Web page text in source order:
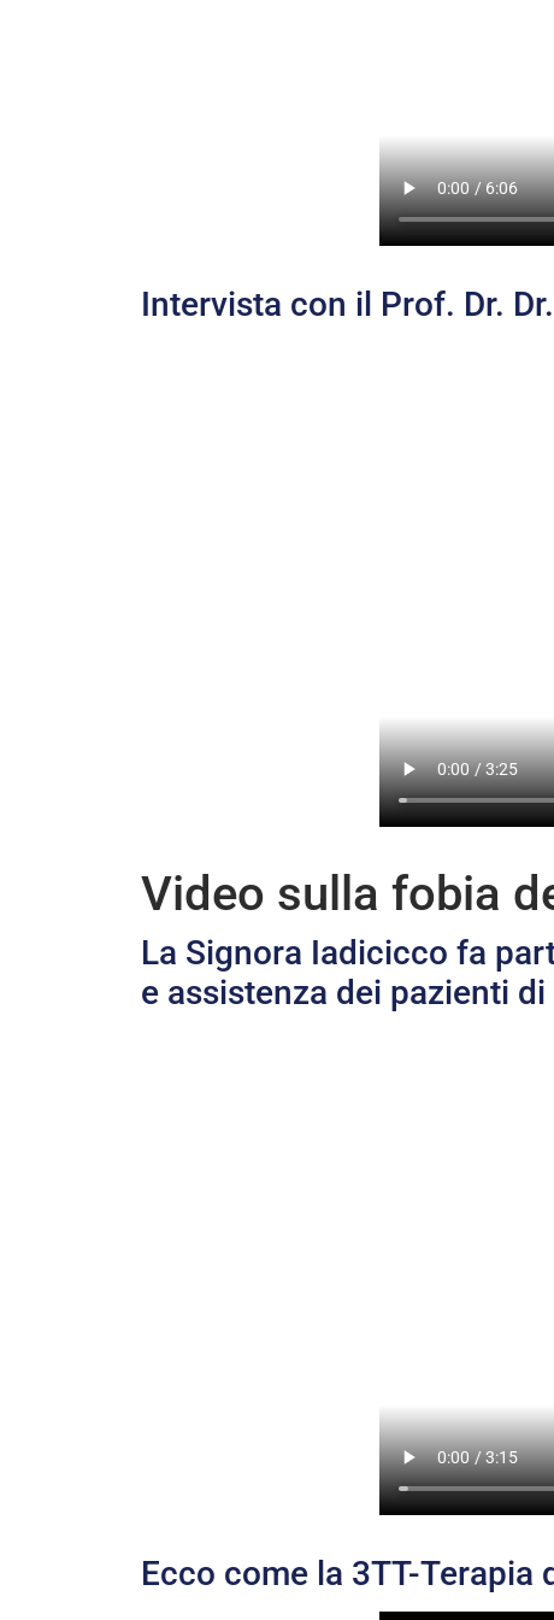
Intervista con il Prof. Dr.
Video sulla fobia
La Signora Iadicicco fa
e assistenza dei pazienti
Ecco come la 3TT-Terapia